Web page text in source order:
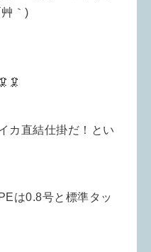
｀)
カ直結仕掛だ！とい
は0.8号と標準タッ